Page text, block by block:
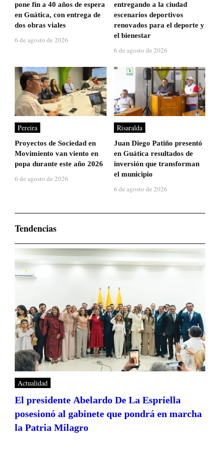
pone fin a 40 años de espera
en Guática, con entrega de
dos obras viales
6 de agosto de 2026
entregando a la ciudad
escenarios deportivos
renovados para el deporte y
el bienestar
6 de agosto de 2026
Pereira
Proyectos de Sociedad en
Movimiento van viento en
popa durante este año 2026
6 de agosto de 2026
Risaralda
Juan Diego Patiño presentó
en Guática resultados de
inversión que transforman
el municipio
6 de agosto de 2026
Tendencias
Actualidad
El presidente Abelardo De La Espriella
posesionó al gabinete que pondrá en marcha
la Patria Milagro